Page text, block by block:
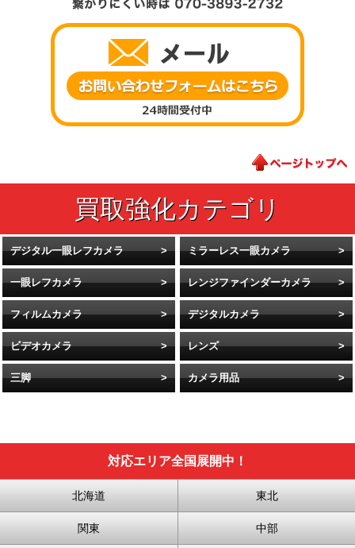
デジタル一眼レフカメラ ミラーレス一眼カメラ
一眼レフカメラ レンジファインダーカメラ
フィルムカメラ デジタルカメラ
ビデオカメラ レンズ
三脚 カメラ用品
対応エリア全国展開中！
北海道 東北
関東 中部